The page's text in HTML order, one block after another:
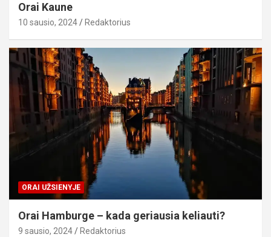
Orai Kaune
10 sausio, 2024 Redaktorius
ORAI UŽSIENYJE
Orai Hamburge – kada geriausia keliauti?
9 sausio, 2024 Redaktorius